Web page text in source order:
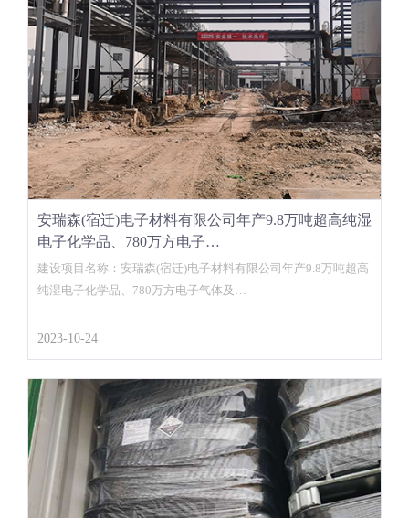
安瑞森(宿迁)电子材料有限公司年产9.8万吨超高纯湿
电子化学品、780万方电子…
建设项目名称：安瑞森(宿迁)电子材料有限公司年产9.8万吨超高
纯湿电子化学品、780万方电子气体及…
2023-10-24